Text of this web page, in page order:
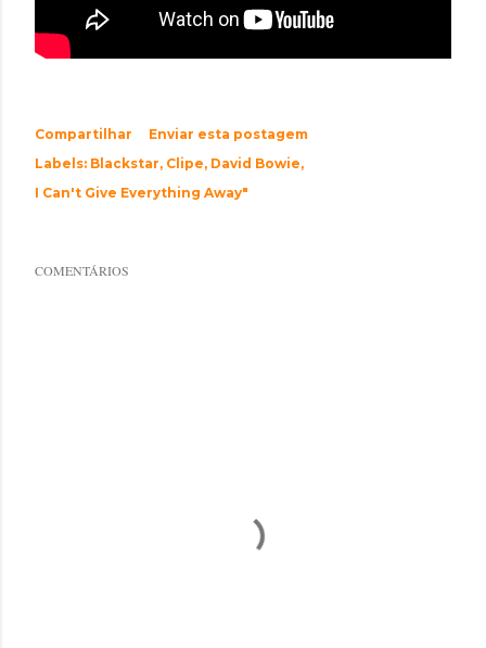
Compartilhar
Enviar esta postagem
Labels: Blackstar Clipe David Bowie
I Can't Give Everything Away"
COMENTÁRIOS